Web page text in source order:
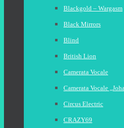
Blackgold – Wargasm
Black Mirrors
Blind
British Lion
Camerata Vocale
Camerata Vocale
Circus Electric
CRAZY69